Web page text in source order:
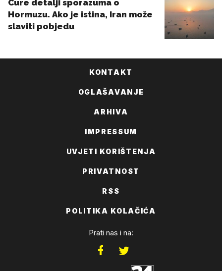
KONTAKT
OGLAŠAVANJE
ARHIVA
IMPRESSUM
UVJETI KORIŠTENJA
PRIVATNOST
RSS
POLITIKA KOLAČIĆA
Prati nas i na: